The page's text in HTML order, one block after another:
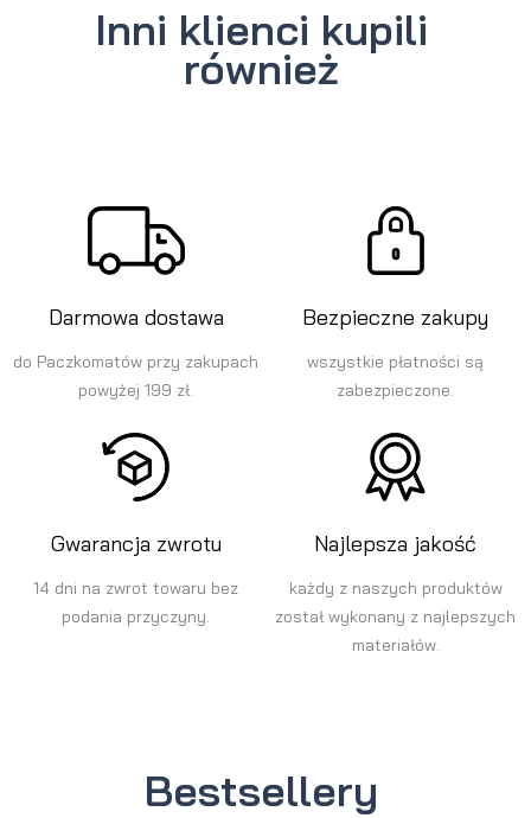
Inni klienci kupili
również
Darmowa dostawa
do Paczkomatów przy zakupach
powyżej 199 zł.
Bezpieczne zakupy
wszystkie płatności są
zabezpieczone.
Gwarancja zwrotu
14 dni na zwrot towaru bez
podania przyczyny.
Najlepsza jakość
każdy z naszych produktów
został wykonany z najlepszych
materiałów.
Bestsellery